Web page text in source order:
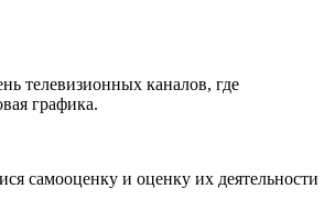
телевизионных каналов, где
графика.
самооценку и оценку их деятельности